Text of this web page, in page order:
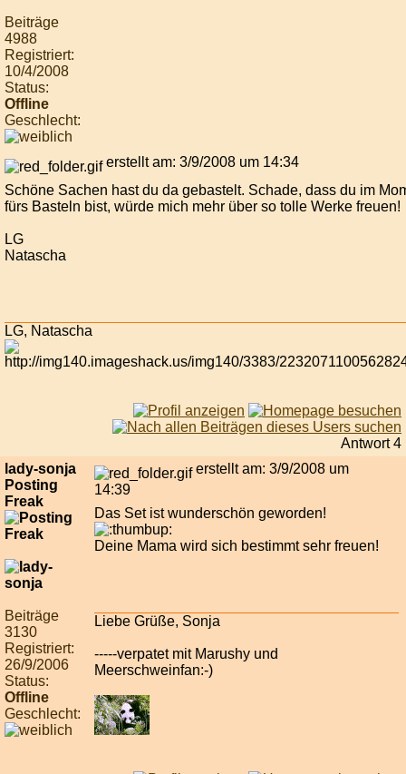
Beiträge
4988
Registriert:
10/4/2008
Status:
Offline
Geschlecht:
erstellt am: 3/9/2008 um 14:34
Schöne Sachen hast du da gebastelt. Schade, dass du im
fürs Basteln bist, würde mich mehr über so tolle Werke freuen!
LG
Natascha
LG, Natascha
Antwort 4
lady-sonja
Posting
Freak
Beiträge
3130
Registriert:
26/9/2006
Status:
Offline
Geschlecht:
erstellt am: 3/9/2008 um
14:39
Das Set ist wunderschön geworden!
Deine Mama wird sich bestimmt sehr freuen!
Liebe Grüße, Sonja
-----verpatet mit Marushy und
Meerschweinfan:-)